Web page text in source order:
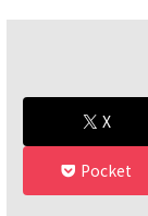
X
Pocket